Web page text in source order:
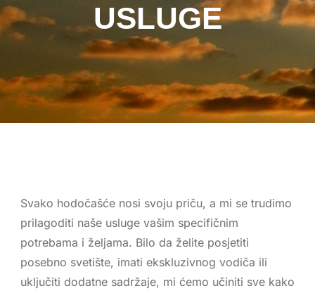
USLUGE
Svako hodočašće nosi svoju priču, a mi se trudimo
prilagoditi naše usluge vašim specifičnim
potrebama i željama. Bilo da želite posjetiti
posebno svetište, imati ekskluzivnog vodiča ili
uključiti dodatne sadržaje, mi ćemo učiniti sve kako